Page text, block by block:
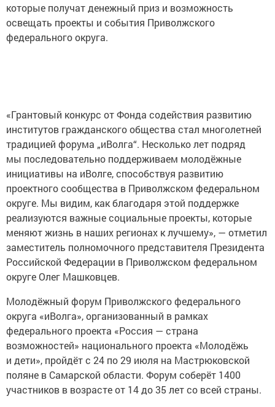
которые получат денежный приз и возможность
освещать проекты и события Приволжского
федерального округа.
«Грантовый конкурс от Фонда содействия развитию
институтов гражданского общества стал многолетней
традицией форума „иВолга“. Несколько лет подряд
мы последовательно поддерживаем молодёжные
инициативы на иВолге, способствуя развитию
проектного сообщества в Приволжском федеральном
округе. Мы видим, как благодаря этой поддержке
реализуются важные социальные проекты, которые
меняют жизнь в наших регионах к лучшему», — отметил
заместитель полномочного представителя Президента
Российской Федерации в Приволжском федеральном
округе Олег Машковцев.
Молодёжный форум Приволжского федерального
округа «иВолга», организованный в рамках
федерального проекта «Россия — страна
возможностей» национального проекта «Молодёжь
и дети», пройдёт с 24 по 29 июля на Мастрюковской
поляне в Самарской области. Форум соберёт 1400
участников в возрасте от 14 до 35 лет со всей страны.